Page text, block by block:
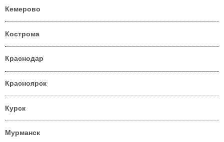
Кемерово
Кострома
Краснодар
Красноярск
Курск
Мурманск